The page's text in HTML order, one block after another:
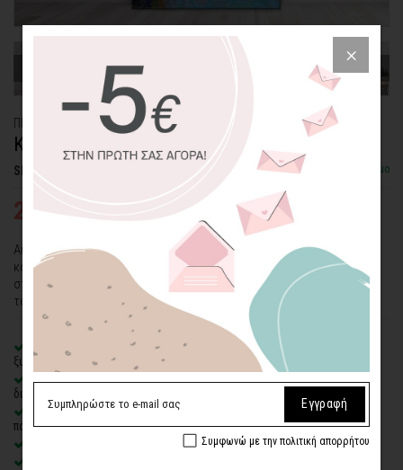
ΠΙΝΑΚΑΣ ΚΑΜΒΑΣ
ΚΟΡΙΤΣΙ
SKU: CVPS-85-P Διαθέσιμο
27,95€
Αυτό το κορίτσι με τη διακριτική του παρουσία σε συνδυασμό με το
κατευναστικό πράσινο χρώμα θα φέρει θετική αύρα και αρμονία
στον χώρο σας. Θέλετε κι άλλους λόγους για να επιλέξετε αυτόν
τον πίνακα;
100% πιστοποιημένος βαμβακερός καμβάς
σε τελάρο φυσικής
ξυλείας
Οικολογική εκτύπωσημε μελάνια νερού latex, χωρίς χημικούς
διαλύτες και οσμές
Δυνατότητα προσθήκηςξύλινης διακοσμητικής κορνίζαςμε
πολλές επιλογές
, ένας – ένας πίνακας κατά παραγγελία
Εγγραφή
Συμφωνώ με την πολιτική απορρήτου